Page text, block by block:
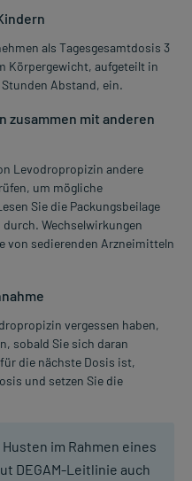
als Tagesgesamtdosis 3
Körpergewicht, aufgeteilt in
Abstand, ein.
zusammen mit anderen
Levodropropizin andere
um mögliche
Sie die Packungsbeilage
Wechselwirkungen
von sedierenden Arzneimitteln
vergessen haben,
sobald Sie sich daran
die nächste Dosis ist,
und setzen Sie die
im Rahmen eines
DEGAM-Leitlinie auch